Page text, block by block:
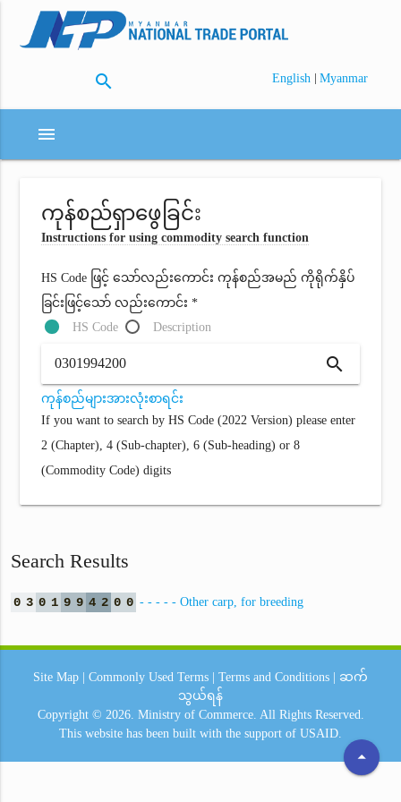
search English | Myanmar
menu
ကုန်စည်ရှာဖွေခြင်း
Instructions for using commodity search function
HS Code ဖြင့် သော်လည်းကောင်း ကုန်စည်အမည် ကိုရိုက်နှိပ်
ခြင်းဖြင့်သော် လည်းကောင်း *
HS Code
Description
search
ကုန်စည်များအားလုံးစာရင်း
If you want to search by HS Code (2022 Version) please enter
2 (Chapter), 4 (Sub-chapter), 6 (Sub-heading) or 8
(Commodity Code) digits
Search Results
0 3 0 1 9 9 4 2 0 0 - - - - - Other carp, for breeding
arrow_drop_up
Site Map Commonly Used Terms Terms and Conditions
ဆက်
သွယ်ရန်
Copyright © 2026. Ministry of Commerce. All Rights Reserved.
This website has been built with the support of USAID.